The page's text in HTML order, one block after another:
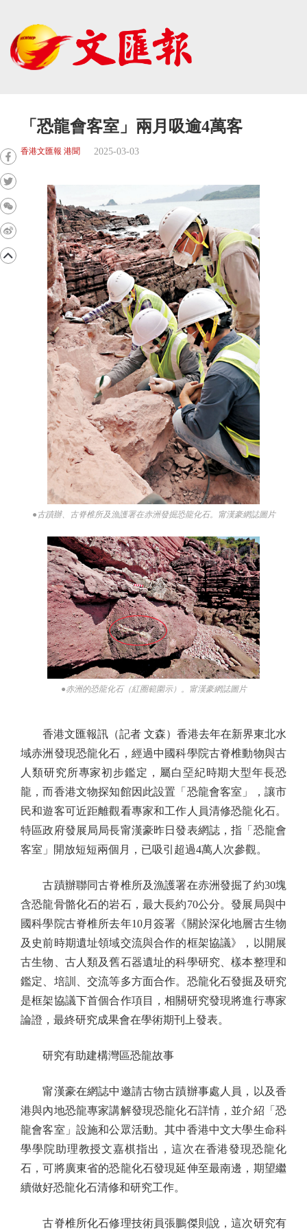
「恐龍會客室」兩月吸逾4萬客
香港文匯報 港聞 2025-03-03
●古蹟辦、古脊椎所及漁護署在赤洲發掘恐龍化石。甯漢豪網誌圖片
●赤洲的恐龍化石（紅圈範圍示）。甯漢豪網誌圖片
香港文匯報訊（記者 文森）香港去年在新界東北水
域赤洲發現恐龍化石，經過中國科學院古脊椎動物與古
人類研究所專家初步鑑定，屬白堊紀時期大型年長恐
龍，而香港文物探知館因此設置「恐龍會客室」，讓市
民和遊客可近距離觀看專家和工作人員清修恐龍化石。
特區政府發展局局長甯漢豪昨日發表網誌，指「恐龍會
客室」開放短短兩個月，已吸引超過4萬人次參觀。
古蹟辦聯同古脊椎所及漁護署在赤洲發掘了約30塊
含恐龍骨骼化石的岩石，最大長約70公分。發展局與中
國科學院古脊椎所去年10月簽署《關於深化地層古生物
及史前時期遺址領域交流與合作的框架協議》，以開展
古生物、古人類及舊石器遺址的科學研究、樣本整理和
鑑定、培訓、交流等多方面合作。恐龍化石發掘及研究
是框架協議下首個合作項目，相關研究發現將進行專家
論證，最終研究成果會在學術期刊上發表。
研究有助建構灣區恐龍故事
甯漢豪在網誌中邀請古物古蹟辦事處人員，以及香
港與內地恐龍專家講解發現恐龍化石詳情，並介紹「恐
龍會客室」設施和公眾活動。其中香港中文大學生命科
學學院助理教授文嘉棋指出，這次在香港發現恐龍化
石，可將廣東省的恐龍化石發現延伸至最南邊，期望繼
續做好恐龍化石清修和研究工作。
古脊椎所化石修理技術員張鵬傑則說，這次研究有